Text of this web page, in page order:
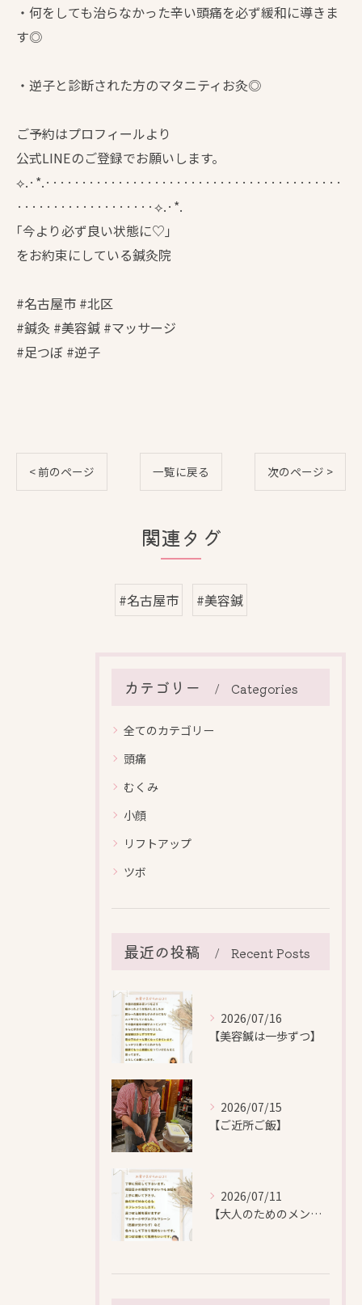
・何をしても治らなかった辛い頭痛を必ず緩和に導きま
す◎
・逆子と診断された方のマタニティお灸◎
ご予約はプロフィールより
公式LINEのご登録でお願いします。
⟡.·*.·········································
···················⟡.·*.
｢今より必ず良い状態に♡｣
をお約束にしている鍼灸院
#名古屋市 #北区
#鍼灸 #美容鍼 #マッサージ
#足つぼ #逆子
< 前のページ 一覧に戻る 次のページ >
関連タグ
#名古屋市 #美容鍼
カテゴリー Categories
全てのカテゴリー
頭痛
むくみ
小顔
リフトアップ
ツボ
最近の投稿 Recent Posts
2026/07/16
【美容鍼は一歩ずつ】
2026/07/15
【ご近所ご飯】
2026/07/11
【大人のためのメンテナンス鍼灸】